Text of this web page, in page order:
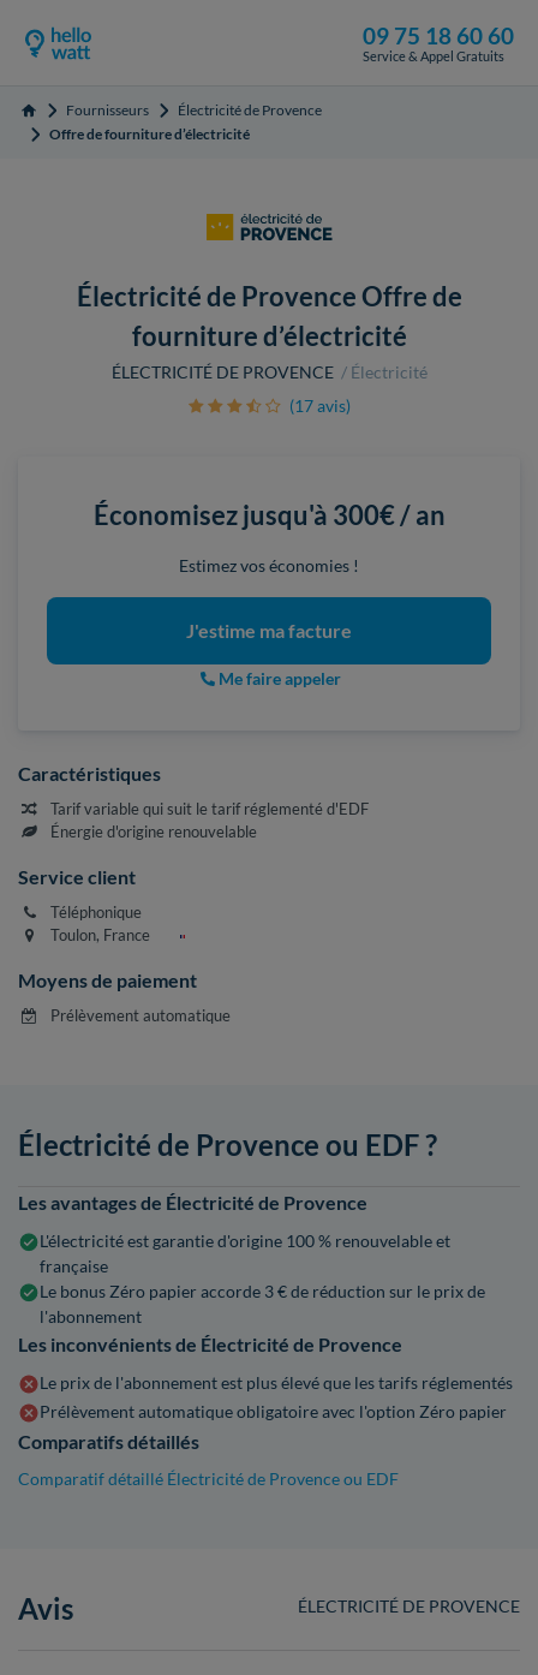
09 75 18 60 60
Service & Appel Gratuits
Accueil Fournisseurs
Électricité de Provence
Offre de fourniture d’électricité
Électricité de Provence Offre de
fourniture d’électricité
ÉLECTRICITÉ DE PROVENCE
Électricité
(17 avis)
Économisez jusqu'à 300€ / an
Estimez vos économies !
J'estime ma facture
Me faire appeler
Caractéristiques
Tarif variable qui suit le tarif réglementé d'EDF
Énergie d'origine renouvelable
Service client
Téléphonique
Toulon, France
Moyens de paiement
Prélèvement automatique
Électricité de Provence ou EDF ?
Les avantages de Électricité de Provence
L'électricité est garantie d'origine 100 % renouvelable et
française
Le bonus Zéro papier accorde 3 € de réduction sur le prix de
l'abonnement
Les inconvénients de Électricité de Provence
Le prix de l'abonnement est plus élevé que les tarifs réglementés
Prélèvement automatique obligatoire avec l'option Zéro papier
Comparatifs détaillés
Comparatif détaillé Électricité de Provence ou EDF
ÉLECTRICITÉ DE PROVENCE
Avis